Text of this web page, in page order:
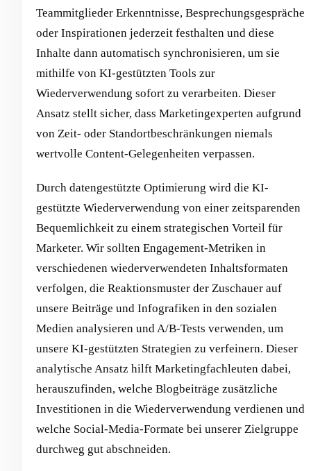
Teammitglieder Erkenntnisse, Besprechungsgespräche
oder Inspirationen jederzeit festhalten und diese
Inhalte dann automatisch synchronisieren, um sie
mithilfe von KI-gestützten Tools zur
Wiederverwendung sofort zu verarbeiten. Dieser
Ansatz stellt sicher, dass Marketingexperten aufgrund
von Zeit- oder Standortbeschränkungen niemals
wertvolle Content-Gelegenheiten verpassen.
Durch datengestützte Optimierung wird die KI-
gestützte Wiederverwendung von einer zeitsparenden
Bequemlichkeit zu einem strategischen Vorteil für
Marketer. Wir sollten Engagement-Metriken in
verschiedenen wiederverwendeten Inhaltsformaten
verfolgen, die Reaktionsmuster der Zuschauer auf
unsere Beiträge und Infografiken in den sozialen
Medien analysieren und A/B-Tests verwenden, um
unsere KI-gestützten Strategien zu verfeinern. Dieser
analytische Ansatz hilft Marketingfachleuten dabei,
herauszufinden, welche Blogbeiträge zusätzliche
Investitionen in die Wiederverwendung verdienen und
welche Social-Media-Formate bei unserer Zielgruppe
durchweg gut abschneiden.